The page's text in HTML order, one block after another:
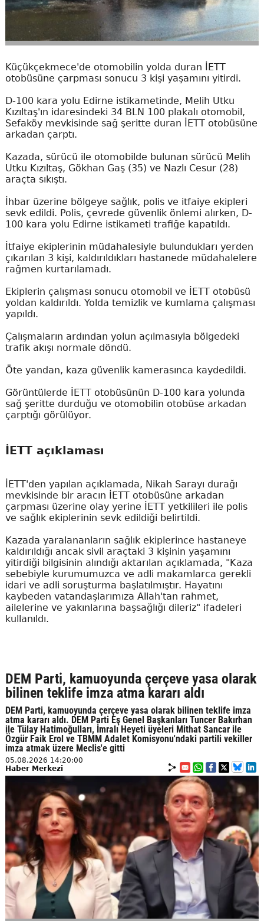
Küçükçekmece'de otomobilin yolda duran İETT
otobüsüne çarpması sonucu 3 kişi yaşamını yitirdi.
D-100 kara yolu Edirne istikametinde, Melih Utku
Kızıltaş'ın idaresindeki 34 BLN 100 plakalı otomobil,
Sefaköy mevkisinde sağ şeritte duran İETT otobüsüne
arkadan çarptı.
Kazada, sürücü ile otomobilde bulunan sürücü Melih
Utku Kızıltaş, Gökhan Gaş (35) ve Nazlı Cesur (28)
araçta sıkıştı.
İhbar üzerine bölgeye sağlık, polis ve itfaiye ekipleri
sevk edildi. Polis, çevrede güvenlik önlemi alırken, D-
100 kara yolu Edirne istikameti trafiğe kapatıldı.
İtfaiye ekiplerinin müdahalesiyle bulundukları yerden
çıkarılan 3 kişi, kaldırıldıkları hastanede müdahalelere
rağmen kurtarılamadı.
Ekiplerin çalışması sonucu otomobil ve İETT otobüsü
yoldan kaldırıldı. Yolda temizlik ve kumlama çalışması
yapıldı.
Çalışmaların ardından yolun açılmasıyla bölgedeki
trafik akışı normale döndü.
Öte yandan, kaza güvenlik kamerasınca kaydedildi.
Görüntülerde İETT otobüsünün D-100 kara yolunda
sağ şeritte durduğu ve otomobilin otobüse arkadan
çarptığı görülüyor.
İETT açıklaması
İETT'den yapılan açıklamada, Nikah Sarayı durağı
mevkisinde bir aracın İETT otobüsüne arkadan
çarpması üzerine olay yerine İETT yetkilileri ile polis
ve sağlık ekiplerinin sevk edildiği belirtildi.
Kazada yaralananların sağlık ekiplerince hastaneye
kaldırıldığı ancak sivil araçtaki 3 kişinin yaşamını
yitirdiği bilgisinin alındığı aktarılan açıklamada, "Kaza
sebebiyle kurumumuzca ve adli makamlarca gerekli
idari ve adli soruşturma başlatılmıştır. Hayatını
kaybeden vatandaşlarımıza Allah'tan rahmet,
ailelerine ve yakınlarına başsağlığı dileriz" ifadeleri
kullanıldı.
DEM Parti, kamuoyunda çerçeve yasa olarak
bilinen teklife imza atma kararı aldı
DEM Parti, kamuoyunda çerçeve yasa olarak bilinen teklife imza
atma kararı aldı. DEM Parti Eş Genel Başkanları Tuncer Bakırhan
ile Tülay Hatimoğulları, İmralı Heyeti üyeleri Mithat Sancar ile
Özgür Faik Erol ve TBMM Adalet Komisyonu'ndaki partili vekiller
imza atmak üzere Meclis'e gitti
05.08.2026 14:20:00
Haber Merkezi